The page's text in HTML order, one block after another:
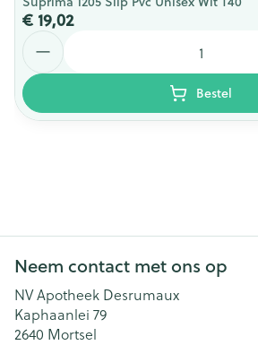
€ 19,02
Bestel
Neem contact met ons op
NV Apotheek Desrumaux
Kaphaanlei 79
2640 Mortsel